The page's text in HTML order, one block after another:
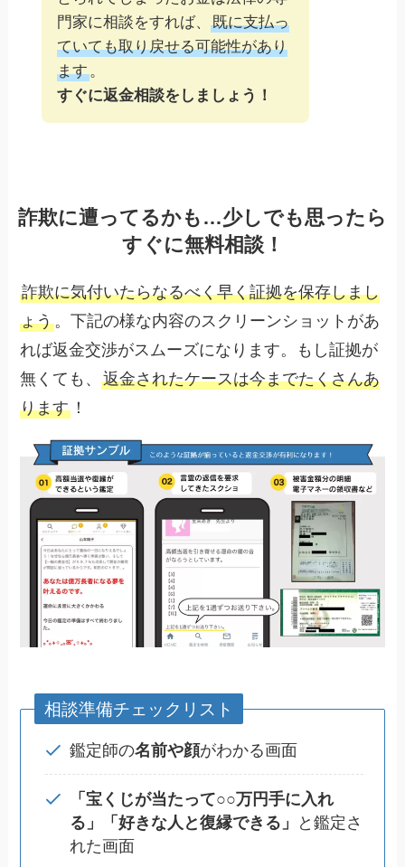
門家に相談をすれば、既に支払っ
ていても取り戻せる可能性があり
ます。
すぐに返金相談をしましょう！
詐欺に遭ってるかも…少しでも思ったら
すぐに無料相談！
詐欺に気付いたらなるべく早く証拠を保存しまし
ょう。下記の様な内容のスクリーンショットがあ
れば返金交渉がスムーズになります。もし証拠が
無くても、返金されたケースは今までたくさんあ
ります ！
相談準備チェックリスト
鑑定師の名前や顔がわかる画面
「宝くじが当たって○○万円手に入れ
る」「好きな人と復縁できる」
と鑑定さ
れた画面